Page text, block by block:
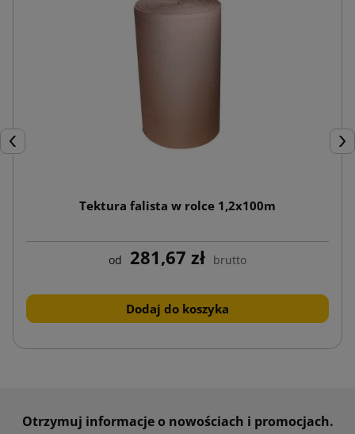
Poprzedni
Tektura falista w rolce 1,2x100m
od 281,67 zł brutto
Dodaj do koszyka
Otrzymuj informacje o nowościach i promocjach.